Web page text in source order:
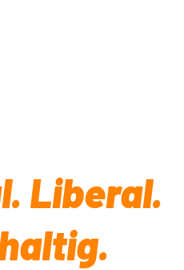
Liberal.